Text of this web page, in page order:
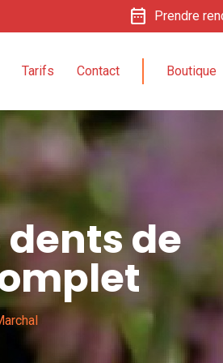
date_range Prendre
Tarifs Contact Boutique
de